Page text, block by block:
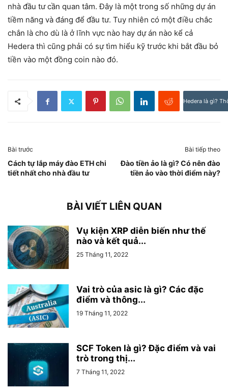
nhà đầu tư cần quan tâm. Đây là một trong số những dự án
tiềm năng và đáng để đầu tư. Tuy nhiên có một điều chắc
chắn là cho dù là ở lĩnh vực nào hay dự án nào kể cả
Hedera thì cũng phải có sự tìm hiểu kỹ trước khi bắt đầu bỏ
tiền vào một đồng coin nào đó.
Hedera là gì?
Bài trước
Cách tự lắp máy đào ETH chi
tiết nhất cho nhà đầu tư
Bài tiếp theo
Đào tiền ảo là gì? Có nên đào
tiền ảo vào thời điểm này?
BÀI VIẾT LIÊN QUAN
Vụ kiện XRP diễn biến như thế
nào và kết quả...
25 Tháng 11, 2022
Vai trò của asic là gì? Các đặc
điểm và thông...
19 Tháng 11, 2022
SCF Token là gì? Đặc điểm và vai
trò trong thị...
7 Tháng 11, 2022